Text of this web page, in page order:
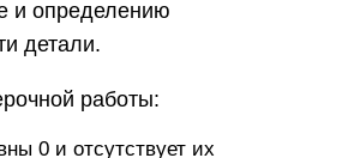
назначения. Сигнал
– значительно больше.
утечки у прибора и его